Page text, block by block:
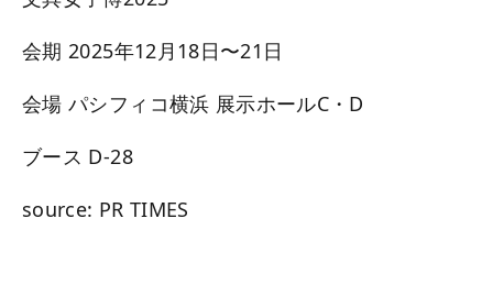
会期 2025年12月18日〜21日
会場 パシフィコ横浜 展示ホールC・D
ブース D-28
source: PR TIMES